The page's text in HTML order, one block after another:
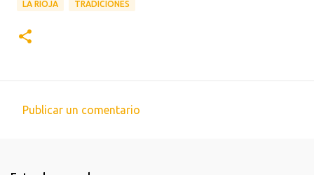
LA RIOJA TRADICIONES
Publicar un comentario